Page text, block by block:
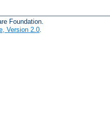
Foundation.
Version 2.0.